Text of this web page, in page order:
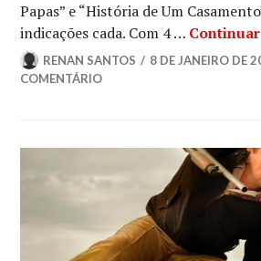
Papas” e “História de Um
indicações cada. Com 4 …
RENAN SANTOS 8 DE JANEIRO DE
COMENTÁRIO